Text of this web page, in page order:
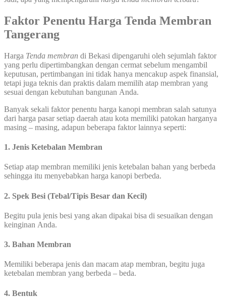
Faktor Penentu Harga Tenda Membran
Tangerang
Harga Tenda membran di Bekasi dipengaruhi oleh sejumlah faktor
yang perlu dipertimbangkan dengan cermat sebelum mengambil
keputusan, pertimbangan ini tidak hanya mencakup aspek finansial,
tetapi juga teknis dan praktis dalam memilih atap membran yang
sesuai dengan kebutuhan bangunan Anda.
Banyak sekali faktor penentu harga kanopi membran salah satunya
dari harga pasar setiap daerah atau kota memiliki patokan harganya
masing – masing, adapun beberapa faktor lainnya seperti:
1. Jenis Ketebalan Membran
Setiap atap membran memiliki jenis ketebalan bahan yang berbeda
sehingga itu menyebabkan harga kanopi berbeda.
2. Spek Besi (Tebal/Tipis Besar dan Kecil)
Begitu pula jenis besi yang akan dipakai bisa di sesuaikan dengan
keinginan Anda.
3. Bahan Membran
Memiliki beberapa jenis dan macam atap membran, begitu juga
ketebalan membran yang berbeda – beda.
4. Bentuk